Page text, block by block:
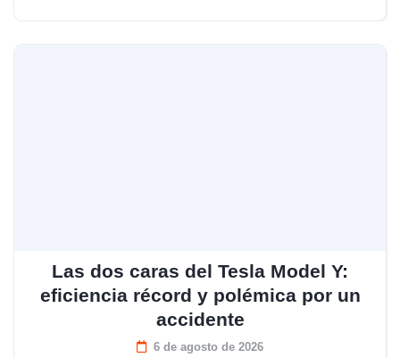
Las dos caras del Tesla Model Y:
eficiencia récord y polémica por un
accidente
6 de agosto de 2026